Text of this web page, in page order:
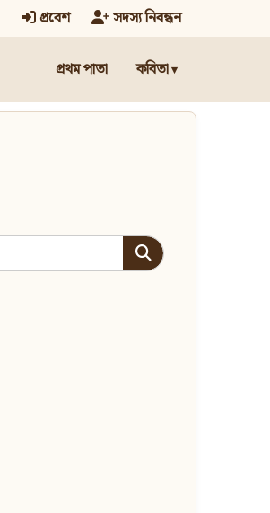
প্রবেশ সদস্য নিবন্ধন
প্রথম পাতা কবিতা